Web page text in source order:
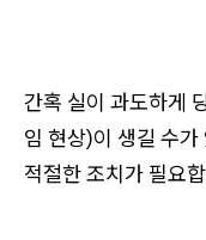
간혹 실이 과도하게
임 현상)이 생길 수
적절한 조치가 필요